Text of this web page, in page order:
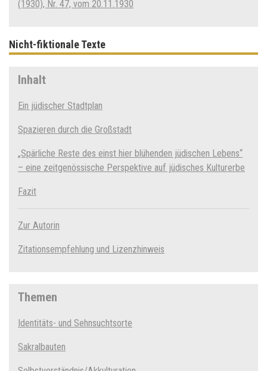
(1930), Nr. 47, vom 20.11.1930
Nicht-fiktionale Texte
Inhalt
Ein jüdischer Stadtplan
Spazieren durch die Großstadt
„Spärliche Reste des einst hier blühenden jüdischen Lebens“
– eine zeitgenössische Perspektive auf jüdisches Kulturerbe
Fazit
Zur Autorin
Zitationsempfehlung und Lizenzhinweis
Themen
Identitäts- und Sehnsuchtsorte
Sakralbauten